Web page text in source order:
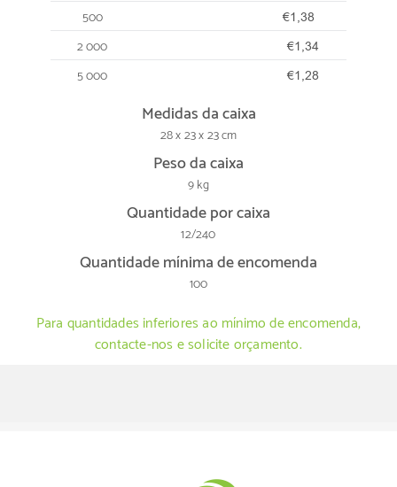
500 €1,38
2 000 €1,34
5 000 €1,28
Medidas da caixa
28 x 23 x 23 cm
Peso da caixa
9 kg
Quantidade por caixa
12/240
Quantidade mínima de encomenda
100
Para quantidades inferiores ao mínimo de encomenda,
contacte-nos e solicite orçamento.